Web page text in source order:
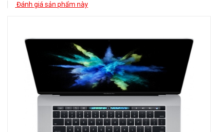
Đánh giá sản phẩm này